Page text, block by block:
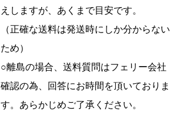
えしますが、あくまで目安です。
（正確な送料は発送時にしか分からない
ため）
○離島の場合、送料質問はフェリー会社
確認の為、回答にお時間を頂いておりま
す。あらかじめご了承ください。